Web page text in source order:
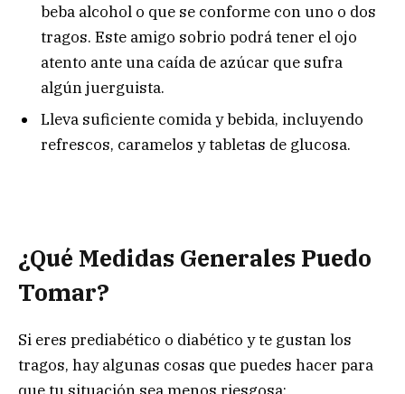
beba alcohol o que se conforme con uno o dos
tragos. Este amigo sobrio podrá tener el ojo
atento ante una caída de azúcar que sufra
algún juerguista.
Lleva suficiente comida y bebida, incluyendo
refrescos, caramelos y tabletas de glucosa.
¿Qué Medidas Generales Puedo
Tomar?
Si eres prediabético o diabético y te gustan los
tragos, hay algunas cosas que puedes hacer para